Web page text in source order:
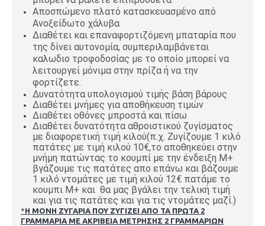
Αποσπώμενο πλατό κατασκευασμένο από
Ανοξείδωτο χάλυβα
Διαθέτει και επαναφορτιζόμενη μπαταρία που
της δίνει αυτονομία, συμπεριλαμβάνεται
καλωδιο τροφοδοσίας με το οποίο μπορεί να
λειτουργεί μόνιμα στην πρίζα ή να την
φορτίζετε.
Δυνατότητα υπολογισμού τιμής βάση βάρους
Διαθέτει μνήμες για αποθήκευση τιμών
Διαθέτει οθόνες μπροστά και πίσω
Διαθέτει δυνατότητα αθροιστικού ζυγίσματος
με διαφορετική τιμή κιλού(π.χ. Ζυγίζουμε 1 κιλό
πατάτες με τιμή κιλού 10€,το αποθηκεύει στην
μνήμη πατώντας το κουμπί με την ένδειξη Μ+
βγάζουμε τις πατάτες απο επάνω και βάζουμε
1 κιλό ντομάτες με τιμή κιλού 12€ πατάμε το
κουμπι Μ+ και θα μας βγάλει την τελική τιμή
και για τις πατάτες και για τις ντομάτες μαζί.)
*Η ΜΟΝΗ ΖΥΓΑΡΙΑ ΠΟΥ ΖΥΓΙΖΕΙ ΑΠΟ ΤΑ ΠΡΩΤΑ 2
ΓΡΑΜΜΑΡΙΑ ΜΕ ΑΚΡΙΒΕΙΑ ΜΕΤΡΗΣΗΣ 2 ΓΡΑΜΜΑΡΙΩΝ